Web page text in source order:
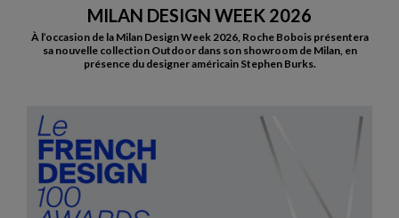
MILAN DESIGN WEEK 2026
À l’occasion de la Milan Design Week 2026, Roche Bobois présentera
sa nouvelle collection Outdoor dans son showroom de Milan, en
présence du designer américain Stephen Burks.